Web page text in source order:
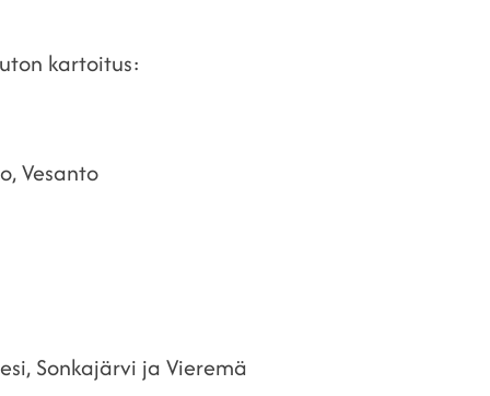
kartoitus:
Vesanto
Sonkajärvi ja Vieremä